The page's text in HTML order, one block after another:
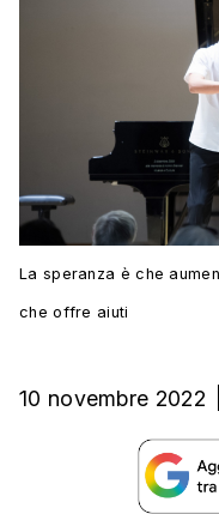
La speranza è che
che offre aiuti
10 novembre 2022